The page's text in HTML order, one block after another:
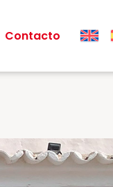
Contacto